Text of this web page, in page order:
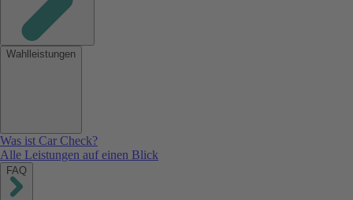
Wahlleistungen
Was ist Car Check?
Alle Leistungen auf einen Blick
FAQ